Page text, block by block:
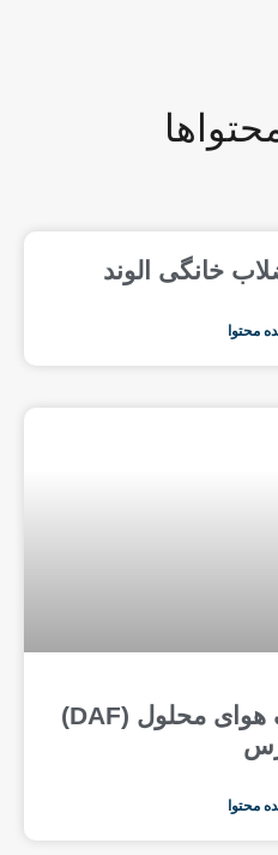
خانگی الوند
محتوا
شناورسازی به کمک هوای محلول (DAF)
محتوا